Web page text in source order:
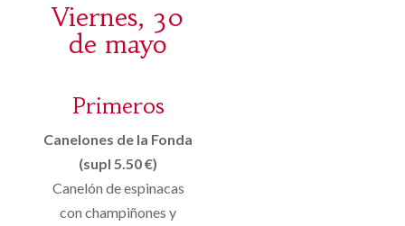
Viernes, 30
de mayo
Primeros
Canelones de la Fonda
(supl 5.50 €)
Canelón de espinacas
con champiñones y